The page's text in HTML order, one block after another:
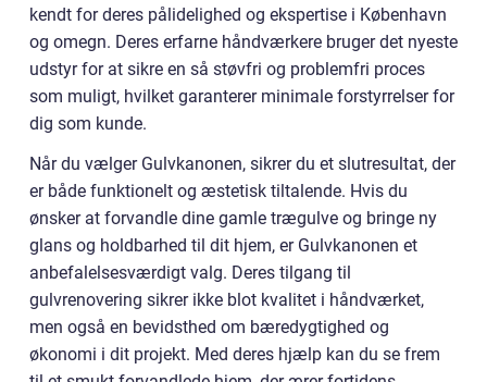
kendt for deres pålidelighed og ekspertise i København
og omegn. Deres erfarne håndværkere bruger det nyeste
udstyr for at sikre en så støvfri og problemfri proces
som muligt, hvilket garanterer minimale forstyrrelser for
dig som kunde.
Når du vælger Gulvkanonen, sikrer du et slutresultat, der
er både funktionelt og æstetisk tiltalende. Hvis du
ønsker at forvandle dine gamle trægulve og bringe ny
glans og holdbarhed til dit hjem, er Gulvkanonen et
anbefalelsesværdigt valg. Deres tilgang til
gulvrenovering sikrer ikke blot kvalitet i håndværket,
men også en bevidsthed om bæredygtighed og
økonomi i dit projekt. Med deres hjælp kan du se frem